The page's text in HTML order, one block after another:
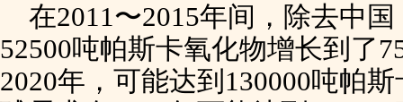
在2011〜2015年间，除去中
52500吨帕斯卡氧化物增长到了
2020年，可能达到130000吨帕